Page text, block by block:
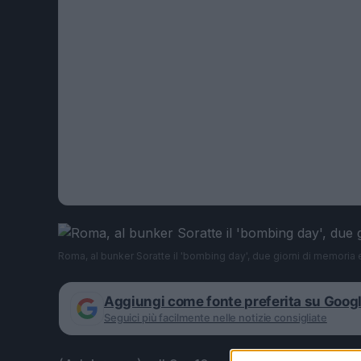
Roma, al bunker Soratte il 'bombing day', due giorni di memoria
Aggiungi come fonte preferita su
Seguici più facilmente nelle notizie consigliate